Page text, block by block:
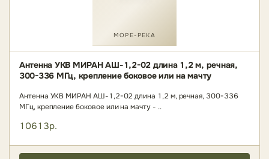
МОРЕ-РЕКА
Антенна УКВ МИРАН АШ-1,2-02 длина 1,2 м, речная,
300-336 МГц, крепление боковое или на мачту
Антенна УКВ МИРАН АШ-1,2-02 длина 1,2 м, речная, 300-336
МГц, крепление боковое или на мачту - ..
10613р.